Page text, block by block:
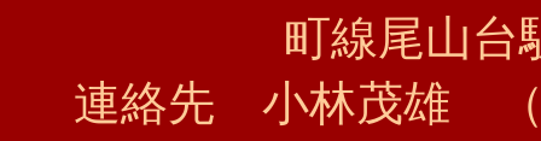
町線尾山台
連絡先 小林茂雄